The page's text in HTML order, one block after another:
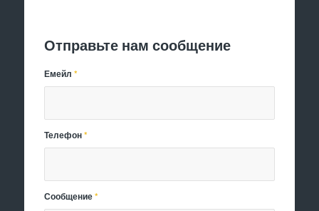
Отправьте нам сообщение
Емейл*
Телефон*
Сообщение*